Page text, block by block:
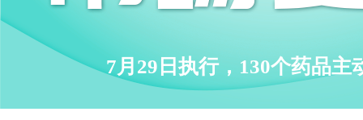
7月29日执行，130个药品主